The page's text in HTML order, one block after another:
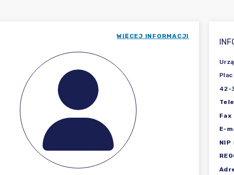
WIĘCEJ INFORMACJI
42-
Fax
E-
NIP